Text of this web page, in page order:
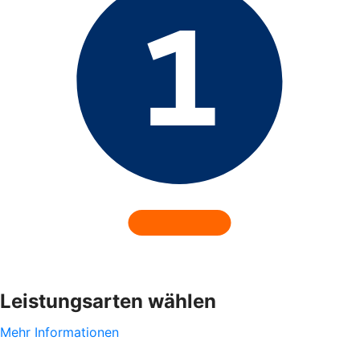
Leistungsarten wählen
Mehr Informationen